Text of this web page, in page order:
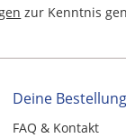
zur Kenntnis
Deine Bestellung
FAQ & Kontakt